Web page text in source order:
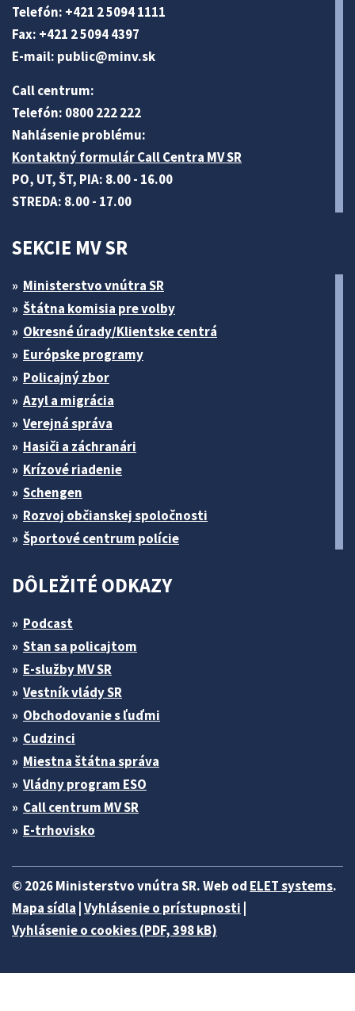
Telefón: +421 2 5094 1111
Fax: +421 2 5094 4397
E-mail: public@minv.sk
Call centrum:
Telefón: 0800 222 222
Nahlásenie problému:
Kontaktný formulár Call Centra MV SR
PO, UT, ŠT, PIA: 8.00 - 16.00
STREDA: 8.00 - 17.00
SEKCIE MV SR
Ministerstvo vnútra SR
Štátna komisia pre volby
Okresné úrady/Klientske centrá
Európske programy
Policajný zbor
Azyl a migrácia
Verejná správa
Hasiči a záchranári
Krízové riadenie
Schengen
Rozvoj občianskej spoločnosti
Športové centrum polície
DÔLEŽITÉ ODKAZY
Podcast
Stan sa policajtom
E-služby MV SR
Vestník vlády SR
Obchodovanie s ľuďmi
Cudzinci
Miestna štátna správa
Vládny program ESO
Call centrum MV SR
E-trhovisko
© 2026 Ministerstvo vnútra SR. Web od ELET systems.
Mapa sídla Vyhlásenie o prístupnosti
Vyhlásenie o cookies (PDF, 398 kB)